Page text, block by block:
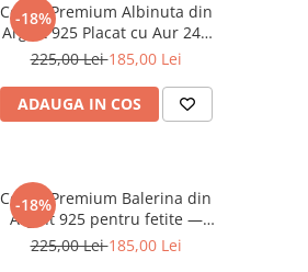
-18%
Cercei Premium Albinuta din
Argint 925 Placat cu Aur 24K
— Cheita cu Protectie Ureche
225,00 Lei185,00 Lei
ADAUGA IN COS
-18%
Cercei Premium Balerina din
Argint 925 pentru fetite —
Cheita cu Protectie Silicon
225,00 Lei185,00 Lei